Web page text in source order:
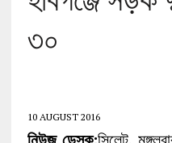
৩০
10 AUGUST 2016